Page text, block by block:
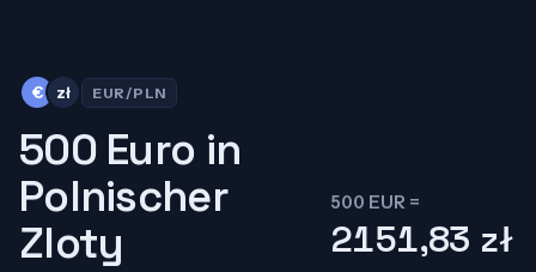
€ zł EUR/PLN
500 Euro in
Polnischer
Zloty
500 EUR =
2151,83 zł